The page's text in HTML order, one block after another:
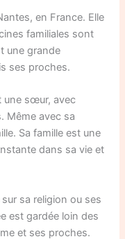
en France. Elle
familiales sont
une grande
ses proches.
une sœur, avec
Même avec sa
Sa famille est une
dans sa vie et
sa religion ou ses
est gardée loin des
et ses proches.